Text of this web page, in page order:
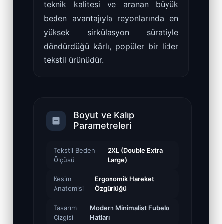
teknik kalitesi ve aranan büyük
beden avantajıyla reyonlarında en
yüksek sirkülasyon süratiyle
döndürdüğü kârlı, popüler bir lider
tekstil ürünüdür.
Boyut ve Kalıp
Parametreleri
Tekstil Beden
Ölçüsü
2XL (Double Extra
Large)
Kesim
Anatomisi
Ergonomik Hareket
Özgürlüğü
Tasarım
Çizgisi
Modern Minimalist Fubelo
Hatları